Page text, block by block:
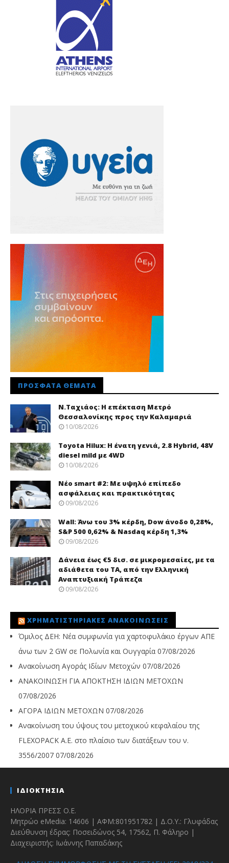
ΠΡΌΣΦΑΤΑ ΘΈΜΑΤΑ
Ν.Ταχιάος: Η επέκταση Μετρό
Θεσσαλονίκης προς την Καλαμαριά
10/08/2026
Toyota Hilux: Η ένατη γενιά, 2.8 Hybrid, 48V
diesel mild με 4WD
10/08/2026
Νέo smart #2: Με υψηλό επίπεδο
ασφάλειας και πρακτικότητας
09/08/2026
Wall: Άνω του 3% κέρδη, Dow άνοδο 0,28%,
S&P 500 0,62% & Nasdaq κέρδη 1,3%
09/08/2026
Δάνεια έως €5 δισ. σε μικρομεσαίες, με τα
αδιάθετα του ΤΑ, από την Ελληνική
Αναπτυξιακή Τράπεζα
09/08/2026
ΧΡΗΜΑΤΙΣΤΗΡΙΑΚΈΣ ΑΝΑΚΟΙΝΏΣΕΙΣ
Όμιλος ΔΕΗ: Νέα συμφωνία για χαρτοφυλάκιο έργων ΑΠΕ
άνω των 2 GW σε Πολωνία και Ουγγαρία 07/08/2026
Ανακοίνωση Αγοράς Ιδίων Μετοχών 07/08/2026
ΑΝΑΚΟΙΝΩΣΗ ΓΙΑ ΑΠΟΚΤΗΣΗ ΙΔΙΩΝ ΜΕΤΟΧΩΝ
07/08/2026
ΑΓΟΡΑ ΙΔΙΩΝ ΜΕΤΟΧΩΝ 07/08/2026
Ανακοίνωση του ύψους του μετοχικού κεφαλαίου της
FLEXOPACK A.E. στο πλαίσιο των διατάξεων του ν.
3556/2007 07/08/2026
ΙΔΙΟΚΤΗΣΙΑ
ΗΛΟΡΙΑ ΠΡΕΣΣ Ο.Ε.
Μητρώο eMedia: 14606 | ΑΦΜ:801951782 | Δ.Ο.Υ.: Γλυφάδας
Διεύθυνση έδρας: Ποσειδώνος 54, 17562, Π. Φάληρο |
Διαχειριστής: Ιωάννης Παπαδάκης